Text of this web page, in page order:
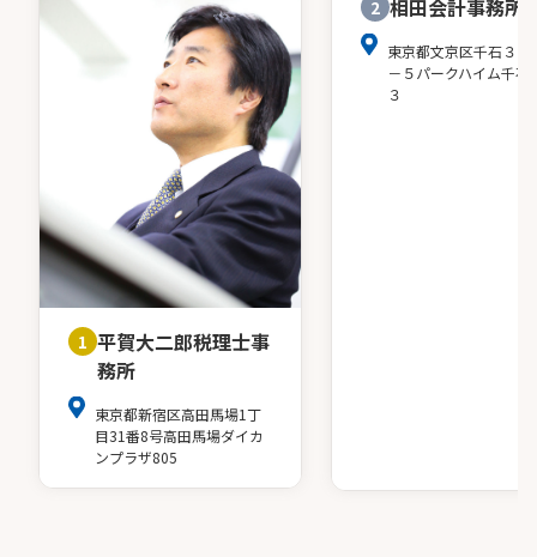
1 平賀大二郎税理士事
務所
東京都新宿区高田馬場1丁
目31番8号高田馬場ダイカ
ンプラザ805
2 相田会計事務所
東京都文京区千石３－
－５パークハイム千石
３